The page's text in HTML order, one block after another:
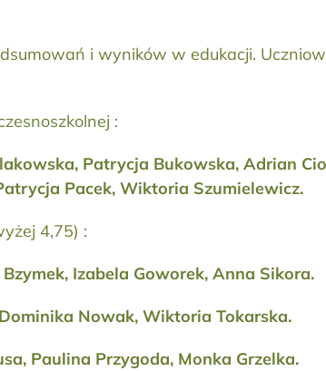
i wyników w edukacji.
:
Patrycja Bukowska, Adrian
Pacek, Wiktoria Szumielewicz.
4,75) :
Izabela Goworek, Anna Sikora.
Nowak, Wiktoria Tokarska.
Paulina Przygoda, Monka Grzelka.